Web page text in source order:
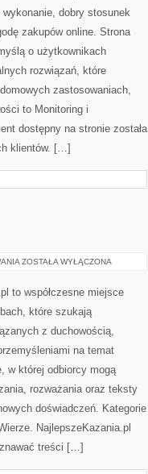
dobry stosunek
zakupów online. Strona
o użytkownikach
rozwiązań, które
zastosowaniach,
to Monitoring i
dostępny na stronie została
klientów. […]
DUCHOWNI
POSŁUGA
ZOSTAŁA WYŁĄCZONA
to współczesne miejsce
które szukają
z duchowością,
na temat
w której odbiorcy mogą
rozważania oraz teksty
doświadczeń. Kategorie
NajlepszeKazania.pl
treści […]